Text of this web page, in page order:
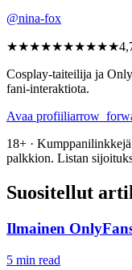
@nina-fox
★★★★★★★★★★
Cosplay-taiteilija ja
fani-interaktiota.
Avaa profiili
18+ ·
palkkion. Listan
Suositellut
Ilmainen
5 min read